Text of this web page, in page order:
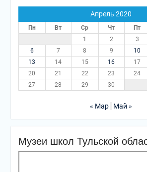
Апрель 2020
Пн Вт Ср Чт Пт
1
2 3
6
7 8 9 10
13
14 15 16 17
20
21 22 23 24
27
28 29 30
« Мар Май »
Музеи школ Тульской